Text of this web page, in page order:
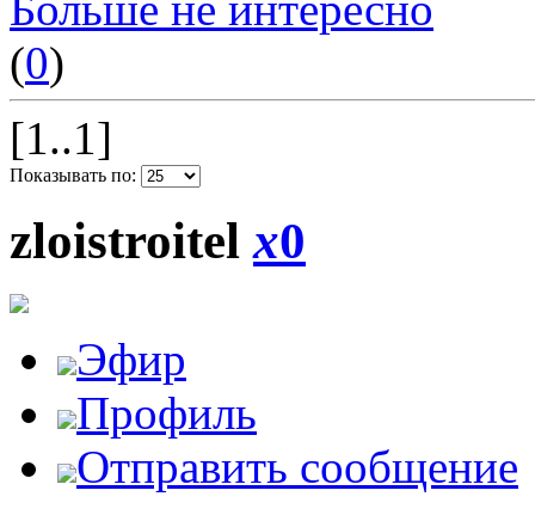
(0)
[1..1]
Показывать по:
zloistroitelx0
Эфир
Профиль
Отправить сообщение